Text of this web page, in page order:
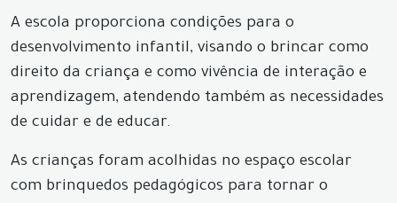
A escola proporciona condições para o
desenvolvimento infantil, visando o brincar como
direito da criança e como vivência de interação e
aprendizagem, atendendo também as necessidades
de cuidar e de educar.
As crianças foram acolhidas no espaço escolar
com brinquedos pedagógicos para tornar o